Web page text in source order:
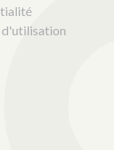
d'utilisation